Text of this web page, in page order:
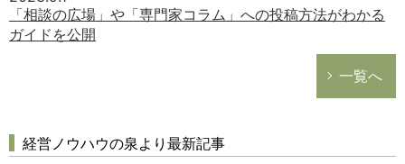
「相談の広場」や「専門家コラム」への投稿方法がわかる
ガイドを公開
一覧へ
経営ノウハウの泉より最新記事